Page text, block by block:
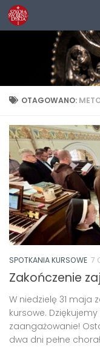
Przejdź do treści
OTAGOWANO:
SPOTKANIA KURSOWE 7
Zakończenie
W niedzielę 31 maja
kursowe.
zaangażowanie!
dwa dni pełne